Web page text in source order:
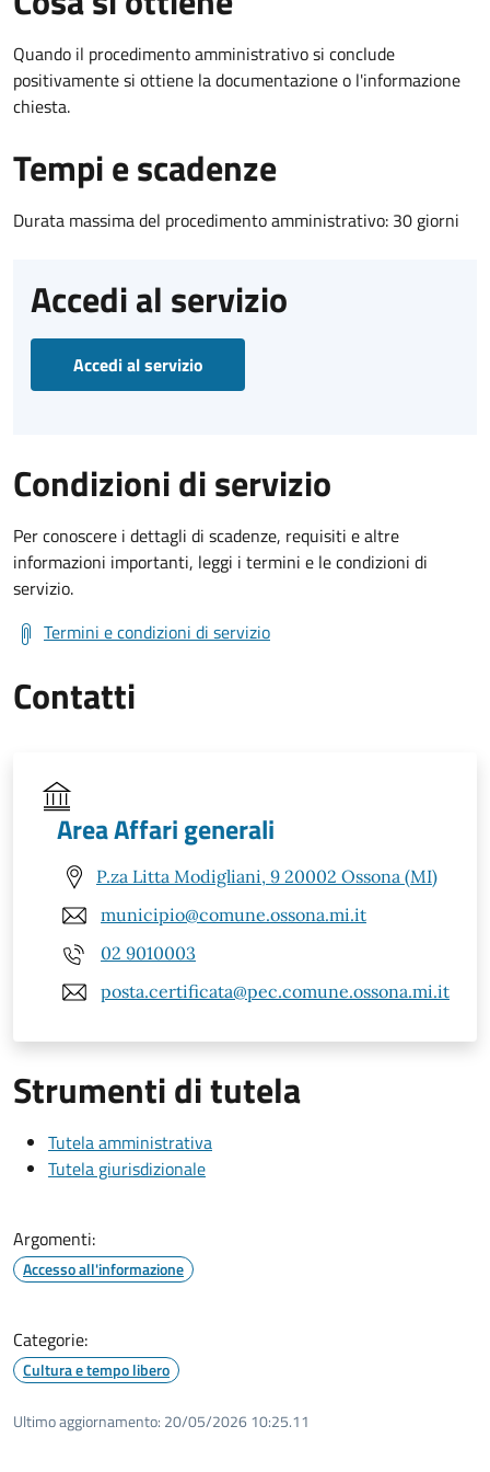
Quando il procedimento amministrativo si conclude
positivamente si ottiene la documentazione o l'informazione
chiesta.
Tempi e scadenze
Durata massima del procedimento amministrativo: 30 giorni
Accedi al servizio
Accedi al servizio
Condizioni di servizio
Per conoscere i dettagli di scadenze, requisiti e altre
informazioni importanti, leggi i termini e le condizioni di
servizio.
Termini e condizioni di servizio
Contatti
Area Affari generali
P.za Litta Modigliani, 9 20002 Ossona (MI)
municipio@comune.ossona.mi.it
02 9010003
posta.certificata@pec.comune.ossona.mi.it
Strumenti di tutela
Tutela amministrativa
Tutela giurisdizionale
Argomenti:
Accesso all'informazione
Categorie:
Cultura e tempo libero
Ultimo aggiornamento: 20/05/2026 10:25.11